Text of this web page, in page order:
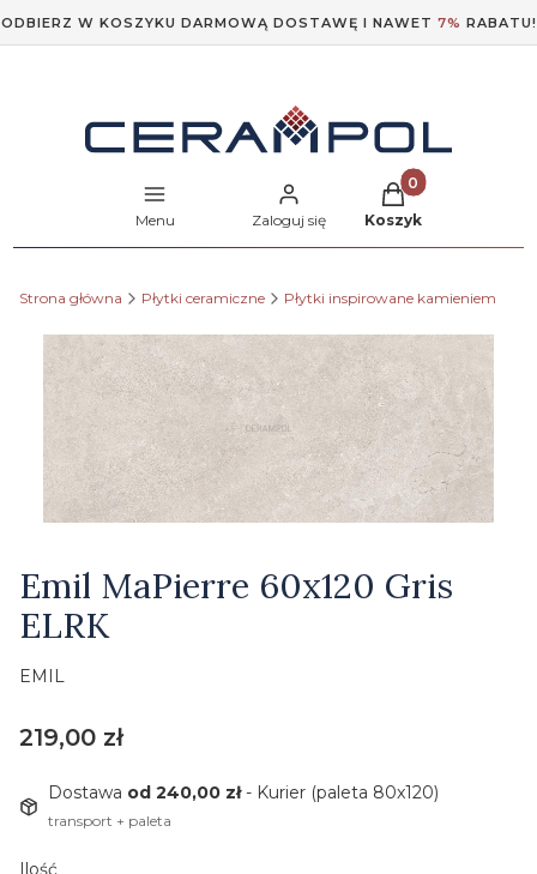
ODBIERZ W KOSZYKU DARMOWĄ DOSTAWĘ I NAWET 7% RABATU!
Menu Zaloguj się
Produkty w
Koszyk
Strona główna Płytki ceramiczne Płytki inspirowane kamieniem
Emil MaPierre 60x120 Gris
ELRK
EMIL
Cena
219,00 zł
Dostawa od 240,00 zł- Kurier (paleta 80x120)
transport + paleta
Ilość